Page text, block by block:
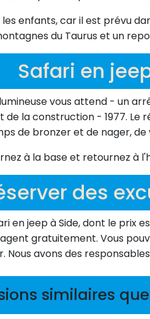
enfants, car il est prévu
du Taurus et un
Safari en
vous attend - un
de la construction - 1977.
de bronzer et de nager,
à la base et retournez à
des
en jeep à Side, dont le prix
gratuitement. Vous
Nous avons des
similaires